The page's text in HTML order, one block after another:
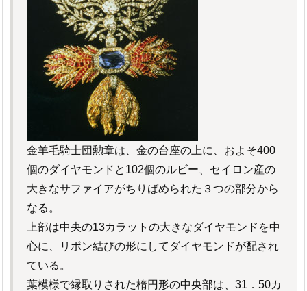
金羊毛騎士団勲章は、金の台座の上に、およそ400
個のダイヤモンドと102個のルビー、セイロン産の
大きなサファイアがちりばめられた３つの部分から
なる。
上部は中央の13カラットの大きなダイヤモンドを中
心に、リボン結びの形にしてダイヤモンドが配され
ている。
葉模様で縁取りされた楕円形の中央部は、31．50カ